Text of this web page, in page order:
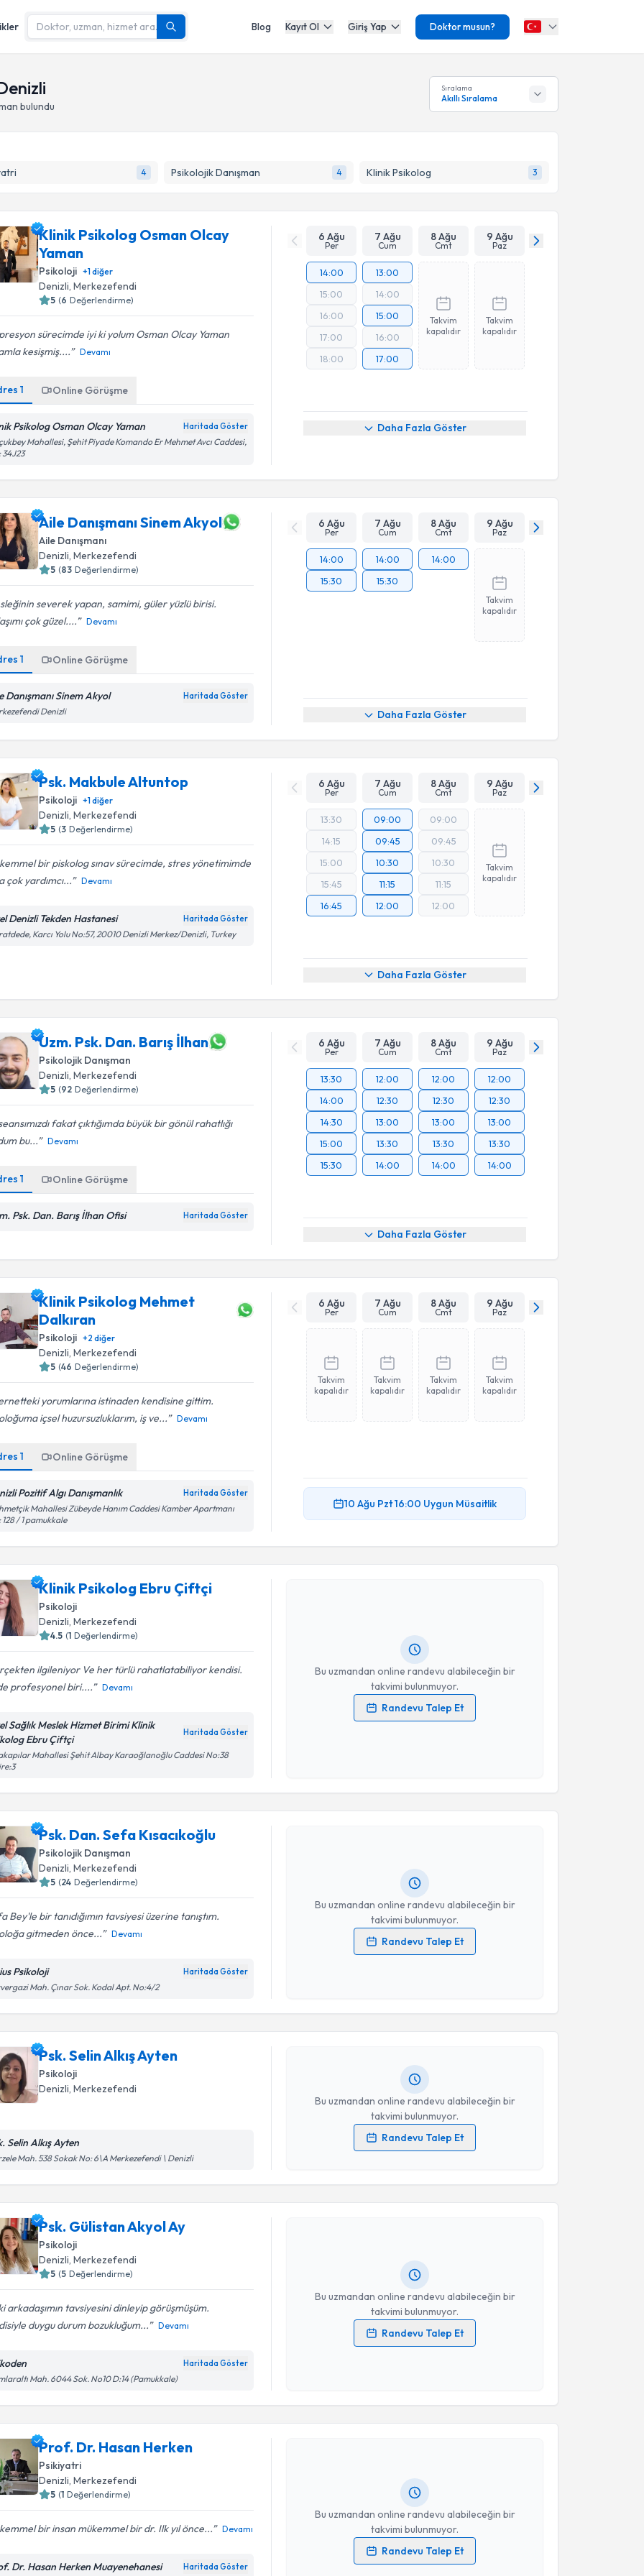
Blog Kayıt Ol Giriş Yap Doktor musun?
bulundu
Sıralama
Akıllı Sıralama
4 Psikolojik Danışman 4 Klinik Psikolog 3
Klinik Psikolog Osman Olcay
Yaman
Psikoloji +1diğer
Denizli, Merkezefendi
5 (6 Değerlendirme)
sürecimde iyi ki yolum Osman Olcay Yaman
kesişmiş....
Devamı
1 Online Görüşme
Psikolog Osman Olcay Yaman Haritada Göster
Mahallesi, Şehit Piyade Komando Er Mehmet Avcı Caddesi,
34J23
6 Ağu
Per
7 Ağu
Cum
8 Ağu
Cmt
9 Ağu
Paz
14:00
15:00
16:00
17:00
18:00
13:00
14:00
15:00
16:00
17:00
Takvim
kapalıdır
Takvim
kapalıdır
Daha Fazla Göster
Aile Danışmanı Sinem Akyol
Aile Danışmanı
Denizli, Merkezefendi
5 (83 Değerlendirme)
severek yapan, samimi, güler yüzlü birisi.
çok güzel....
Devamı
1 Online Görüşme
Danışmanı Sinem Akyol Haritada Göster
Denizli
6 Ağu
Per
7 Ağu
Cum
8 Ağu
Cmt
9 Ağu
Paz
14:00
15:30
14:00
15:30
14:00
Takvim
kapalıdır
Daha Fazla Göster
Psk. Makbule Altuntop
Psikoloji +1diğer
Denizli , Merkezefendi
5 (3 Değerlendirme)
bir piskolog sınav sürecimde, stres yönetimimde
çok yardımcı...
Devamı
Denizli Tekden Hastanesi Haritada Göster
Karcı Yolu No:57, 20010 Denizli Merkez/Denizli, Turkey
6 Ağu
Per
7 Ağu
Cum
8 Ağu
Cmt
9 Ağu
Paz
13:30
14:15
15:00
15:45
16:45
09:00
09:45
10:30
11:15
12:00
09:00
09:45
10:30
11:15
12:00
Takvim
kapalıdır
Daha Fazla Göster
Uzm. Psk. Dan. Barış İlhan
Psikolojik Danışman
Denizli, Merkezefendi
5 (92 Değerlendirme)
fakat çıktığımda büyük bir gönül rahatlığı
bu...
Devamı
1 Online Görüşme
Psk. Dan. Barış İlhan Ofisi Haritada Göster
6 Ağu
Per
7 Ağu
Cum
8 Ağu
Cmt
9 Ağu
Paz
13:30
14:00
14:30
15:00
15:30
12:00
12:30
13:00
13:30
14:00
12:00
12:30
13:00
13:30
14:00
12:00
12:30
13:00
13:30
14:00
Daha Fazla Göster
Klinik Psikolog Mehmet
Dalkıran
Psikoloji +2 diğer
Denizli , Merkezefendi
5 (46 Değerlendirme)
yorumlarına istinaden kendisine gittim.
içsel huzursuzluklarım, iş ve...
Devamı
1 Online Görüşme
Pozitif Algı Danışmanlık Haritada Göster
Mahallesi Zübeyde Hanım Caddesi Kamber Apartmanı
128 / 1 pamukkale
6 Ağu
Per
7 Ağu
Cum
8 Ağu
Cmt
9 Ağu
Paz
Takvim
kapalıdır
Takvim
kapalıdır
Takvim
kapalıdır
Takvim
kapalıdır
10 Ağu Pzt16:00 Uygun Müsaitlik
Klinik Psikolog Ebru Çiftçi
Psikoloji
Denizli , Merkezefendi
4.5 (1 Değerlendirme)
ilgileniyor Ve her türlü rahatlatabiliyor kendisi.
profesyonel biri....
Devamı
Sağlık Meslek Hizmet Birimi Klinik
Ebru Çiftçi
Haritada Göster
Mahallesi Şehit Albay Karaoğlanoğlu Caddesi No:38
Bu uzmandan online randevu alabileceğin bir
takvimi bulunmuyor.
Randevu Talep Et
Randevu Takvimi Talebi
Kişisel verilerimin işlenmesine ilişkinAydınlatma Metni
Takvim Talebini Gönder
Psk. Dan. Sefa Kısacıkoğlu
Psikolojik Danışman
Denizli , Merkezefendi
5 (24 Değerlendirme)
Bey'le bir tanıdığımın tavsiyesi üzerine tanıştım.
gitmeden önce...
Devamı
Psikoloji Haritada Göster
Mah. Çınar Sok. Kodal Apt. No:4/2
Bu uzmandan online randevu alabileceğin bir
takvimi bulunmuyor.
Randevu Talep Et
Randevu Takvimi Talebi
Psk. Dan. Sefa Kısacıkoğlu
Kişisel verilerimin işlenmesine ilişkinAydınlatma Metni
Takvim Talebini Gönder
Psk. Selin Alkış Ayten
Psikoloji
Denizli , Merkezefendi
Selin Alkış Ayten
Mah. 538 Sokak No: 6\A Merkezefendi \ Denizli
Bu uzmandan online randevu alabileceğin bir
takvimi bulunmuyor.
Randevu Talep Et
Kişisel verilerimin işlenmesine ilişkinAydınlatma Metni
Psk. Gülistan Akyol Ay
Psikoloji
Denizli , Merkezefendi
5 (5 Değerlendirme)
arkadaşımın tavsiyesini dinleyip görüşmüşüm.
duygu durum bozukluğum...
Devamı
Haritada Göster
Mah. 6044 Sok. No10 D:14 (Pamukkale)
Bu uzmandan online randevu alabileceğin bir
takvimi bulunmuyor.
Randevu Talep Et
Randevu Takvimi Talebi
Psk. Gülistan Akyol Ay
Kişisel verilerimin işlenmesine ilişkinAydınlatma Metni
Takvim Talebini Gönder
Prof. Dr. Hasan Herken
Psikiyatri
Denizli , Merkezefendi
5 (1 Değerlendirme)
bir insan mükemmel bir dr. Ilk yıl önce... Devamı
Dr. Hasan Herken Muayenehanesi Haritada Göster
Bu uzmandan online randevu alabileceğin bir
takvimi bulunmuyor.
Randevu Talep Et
Randevu Takvimi Talebi
Prof. Dr. Hasan Herken
Kişisel verilerimin işlenmesine ilişkinAydınlatma Metni